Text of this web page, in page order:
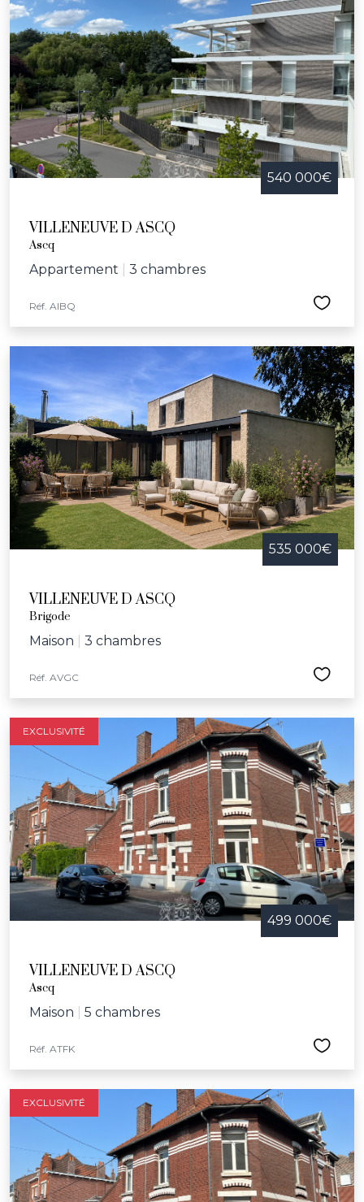
540 000€
VILLENEUVE D ASCQ
Ascq
Appartement 3 chambres
Réf. AIBQ
535 000€
VILLENEUVE D ASCQ
Brigode
Maison 3 chambres
Réf. AVGC
EXCLUSIVITÉ
499 000€
VILLENEUVE D ASCQ
Ascq
Maison 5 chambres
Réf. ATFK
EXCLUSIVITÉ